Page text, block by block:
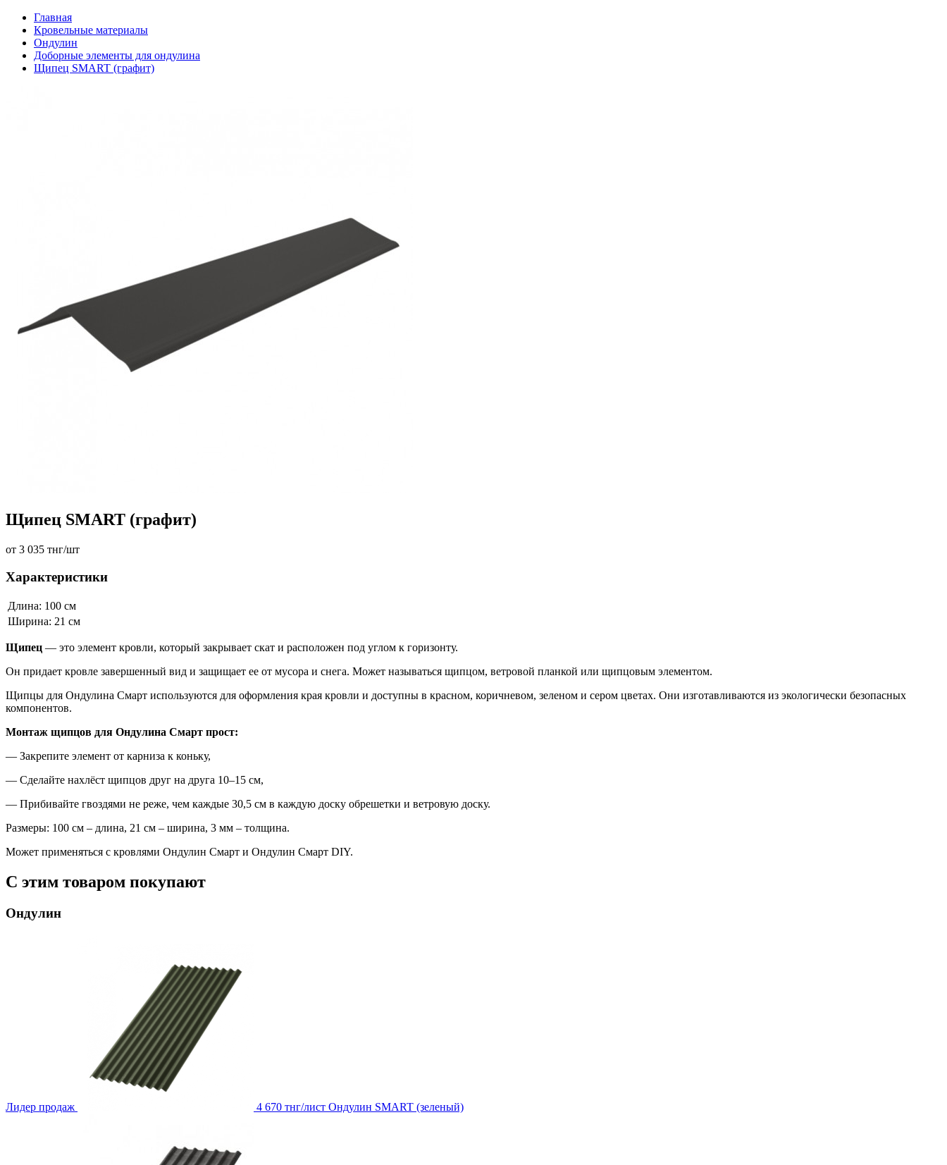
Главная
Кровельные материалы
Ондулин
Доборные элементы для ондулина
Щипец SMART (графит)
Щипец SMART (графит)
от 3 035 тнг/шт
Характеристики
Длина: 100 см
Ширина: 21 см
Щипец — это элемент кровли, который закрывает скат и расположен под углом к горизонту.
Он придает кровле завершенный вид и защищает ее от мусора и снега. Может называться щипцом, ветровой планкой или щипцовым элементом.
Щипцы для Ондулина Смарт используются для оформления края кровли и доступны в красном, коричневом, зеленом и сером цветах. Они изготавливаются из экологически безопасных
компонентов.
Монтаж щипцов для Ондулина Смарт прост:
— Закрепите элемент от карниза к коньку,
— Сделайте нахлёст щипцов друг на друга 10–15 см,
— Прибивайте гвоздями не реже, чем каждые 30,5 см в каждую доску обрешетки и ветровую доску.
Размеры: 100 см – длина, 21 см – ширина, 3 мм – толщина.
Может применяться с кровлями Ондулин Смарт и Ондулин Смарт DIY.
С этим товаром покупают
Ондулин
Лидер продаж 4 670 тнг/лист Ондулин SMART (зеленый)